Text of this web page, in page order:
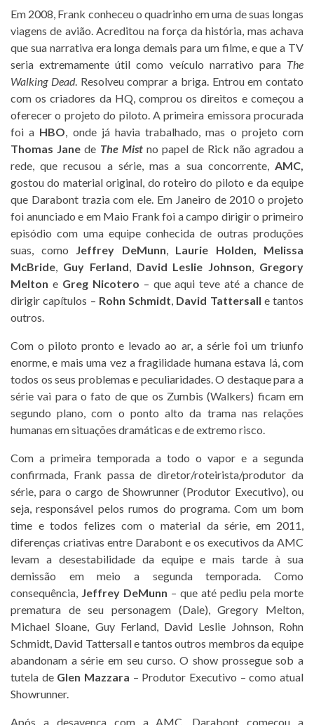
Em 2008, Frank conheceu o quadrinho em uma de suas longas
viagens de avião. Acreditou na força da história, mas achava
que sua narrativa era longa demais para um filme, e que a TV
seria extremamente útil como veículo narrativo para The
Walking Dead. Resolveu comprar a briga. Entrou em contato
com os criadores da HQ, comprou os direitos e começou a
oferecer o projeto do piloto. A primeira emissora procurada
foi a HBO, onde já havia trabalhado, mas o projeto com
Thomas Jane de The Mistno papel de Rick não agradou a
rede, que recusou a série, mas a sua concorrente, AMC,
gostou do material original, do roteiro do piloto e da equipe
que Darabont trazia com ele. Em Janeiro de 2010 o projeto
foi anunciado e em Maio Frank foi a campo dirigir o primeiro
episódio com uma equipe conhecida de outras produções
suas, como Jeffrey DeMunn, Laurie Holden,
Melissa
McBride, Guy Ferland, David Leslie Johnson, Gregory
Melton e Greg Nicotero – que aqui teve até a chance de
dirigir capítulos – Rohn Schmidt, David Tattersall e tantos
outros.
Com o piloto pronto e levado ao ar, a série foi um triunfo
enorme, e mais uma vez a fragilidade humana estava lá, com
todos os seus problemas e peculiaridades. O destaque para a
série vai para o fato de que os Zumbis (Walkers) ficam em
segundo plano, com o ponto alto da trama nas relações
humanas em situações dramáticas e de extremo risco.
Com a primeira temporada a todo o vapor e a segunda
confirmada, Frank passa de diretor/roteirista/produtor da
série, para o cargo de Showrunner (Produtor Executivo), ou
seja, responsável pelos rumos do programa. Com um bom
time e todos felizes com o material da série, em 2011,
diferenças criativas entre Darabont e os executivos da AMC
levam a desestabilidade da equipe e mais tarde à sua
demissão em meio a segunda temporada. Como
consequência, Jeffrey DeMunn – que até pediu pela morte
prematura de seu personagem (Dale), Gregory Melton,
Michael Sloane, Guy Ferland, David Leslie Johnson, Rohn
Schmidt, David Tattersall e tantos outros membros da equipe
abandonam a série em seu curso. O show prossegue sob a
tutela de Glen Mazzara – Produtor Executivo – como atual
Showrunner.
Após a desavença com a AMC, Darabont começou a